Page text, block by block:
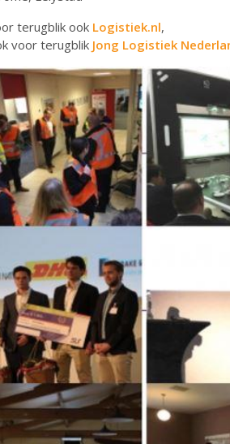
terugblik ook Logistiek.nl,
voor terugblik Jong Logistiek